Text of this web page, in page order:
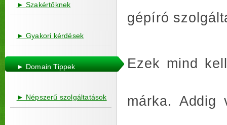
► Szakértőknek
► Gyakori kérdések
► Domain Tippek
► Népszerű szolgáltatások
gépíró
Ezek mind
márka.